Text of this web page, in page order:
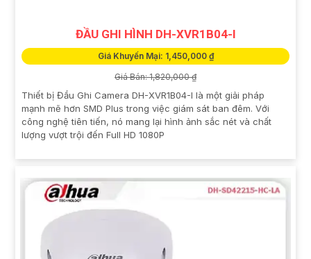
ĐẦU GHI HÌNH DH-XVR1B04-I
Giá Khuyến Mại: 1,450,000 ₫
Giá Bán: 1,820,000 ₫
Thiết bị Đầu Ghi Camera DH-XVR1B04-I là một giải pháp
mạnh mẽ hơn SMD Plus trong việc giám sát ban đêm. Với
công nghệ tiên tiến, nó mang lại hình ảnh sắc nét và chất
lượng vượt trội đến Full HD 1080P